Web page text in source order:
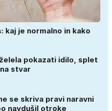
kaj je normalno in kako
pokazati idilo, splet
stvar
se skriva pravi naravni
navdušil otroke